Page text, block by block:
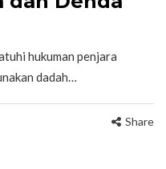
hukuman penjara
dadah…
Share